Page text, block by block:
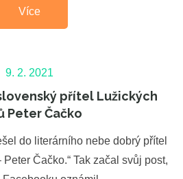
Více
Posted
on
9. 2. 2021
přítel Lužických
Peter Čačko
do literárního nebe dobrý přítel
Čačko.“ Tak začal svůj post,